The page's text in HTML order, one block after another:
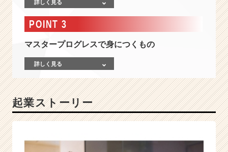
案
涯
使
る
E
B
マ
ケ
詳しく見る
POINT 3
マスタープログレスで身につくもの
詳しく見る
起業ストーリー